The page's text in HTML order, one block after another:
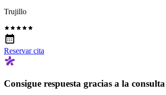
Trujillo
Reservar cita
Consigue respuesta gracias a la